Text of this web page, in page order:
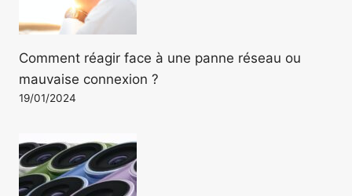
Comment réagir face à une panne réseau ou
mauvaise connexion ?
19/01/2024